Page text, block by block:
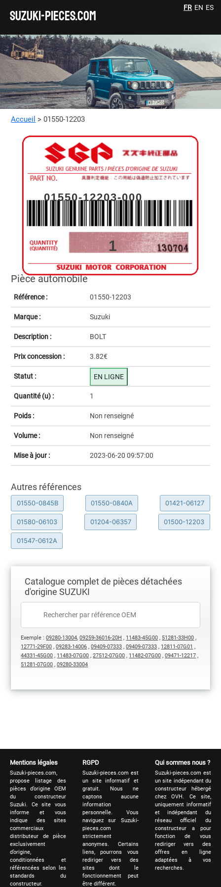
SUZUKI-pieces.com
FR EN ES
Accueil > 01550-12203
Pièce automobile
Référence : 01550-12203
Marque : Suzuki
Description : BOLT
Prix concession : 3.82€
Statut : EN LIGNE
Quantité (u) : 1
Poids : Non renseigné
Volume : Non renseigné
Mise à jour : 2023-06-20 09:57:00
01550-12203-000
1
Autres références
01550-0845B 01550-0840A 01421-06127
01580-06103 01204-06357 01500-12203
01547-0612A
Catalogue complet de pièces détachées
d'origine SUZUKI
Exemple :09280-13004,09259-36016-20H , 11483-45G00 , 51281-33H00 ,
12771-29F00 ,09283-14006 ,09409-07333 ,09409-07333 , 12811-07G01 ,
44331-45G00 , 11483-07G00 ,27512-07G00 , 11482-07G00 ,09471-12217 ,
51281-07G00 ,09280-33004
Mentions légales
Suzuki-pieces.com,
propose listage des
pièces d’origine OEM
du constructeur
Suzuki. Ce site vous
informe et vous
indique des sites
commerciaux
distributeur de pièce
exclusivement
d’origine,
conditionnées et
référencées selon les
standards du
constructeur.
RGPD
Suzuki-pieces.com est
un site informatif et
gratuit. Nous ne
captons aucune
information
personnelle. Vous
naviguez sur Suzuki-
pieces.com
strictement
anonymes. Certains
liens, pourrons vous
rediriger vers des
sites dont le
fonctionnement peut
être différent.
Qui sommes nous ?
Suzuki-pieces.com est
un site indépendant du
constructeur hébergé
chez OVH. Ce site,
uniquement informatif
et indépendant du
réseau officiel du
constructeur a pour
fonction de vous
rediriger vers des
offres en ligne
adaptées à vos
recherches.